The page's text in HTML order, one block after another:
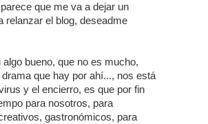
que me va a dejar un
relanzar el blog, deseadme
bueno, que no es mucho,
que hay por ahí..., nos está
y el encierro, es que por fin
para nosotros, para
gastronómicos, para